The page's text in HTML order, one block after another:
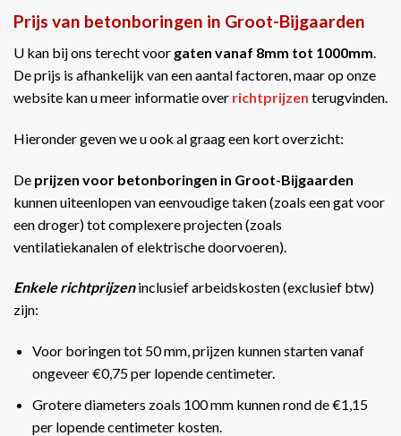
Prijs van betonboringen in Groot-Bijgaarden
U kan bij ons terecht voor gaten vanaf 8mm tot 1000mm.
De prijs is afhankelijk van een aantal factoren, maar op onze
website kan u meer informatie over richtprijzen terugvinden.
Hieronder geven we u ook al graag een kort overzicht:
De prijzen voor betonboringen in Groot-Bijgaarden
kunnen uiteenlopen van eenvoudige taken (zoals een gat voor
een droger) tot complexere projecten (zoals
ventilatiekanalen of elektrische doorvoeren).
Enkele richtprijzeninclusief arbeidskosten (exclusief btw)
zijn:
Voor boringen tot 50 mm, prijzen kunnen starten vanaf
ongeveer €0,75 per lopende centimeter.
Grotere diameters zoals 100 mm kunnen rond de €1,15
per lopende centimeter kosten.